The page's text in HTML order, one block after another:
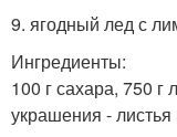
9. ягодный лед с
Ингредиенты:
100 г сахара, 750 г
украшения -